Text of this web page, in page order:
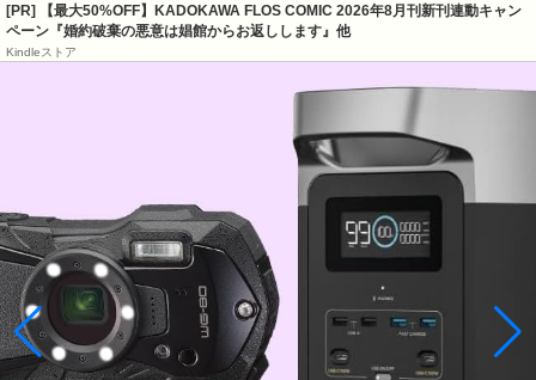
[PR] 【最大50%OFF】KADOKAWA FLOS COMIC 2026年8月刊新刊連動キャン
ペーン『婚約破棄の悪意は娼館からお返しします』他
Kindleストア